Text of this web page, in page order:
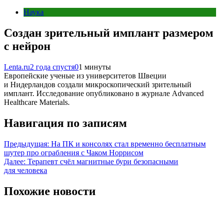
Наука
Создан зрительный имплант размером
с нейрон
Lenta.ru2 года спустя01 минуты
Европейские ученые из университетов Швеции
и Нидерландов создали микроскопический зрительный
имплант. Исследование опубликовано в журнале Advanced
Healthcare Materials.
Навигация по записям
Предыдущая: На ПК и консолях стал временно бесплатным
шутер про ограбления с Чаком Норрисом
Далее: Терапевт счёл магнитные бури безопасными
для человека
Похожие новости